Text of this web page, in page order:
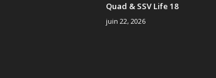
Quad & SSV Life 18
juin 22, 2026